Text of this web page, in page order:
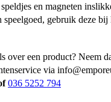
en magneten
speelgoed, gebruik deze
over een product? Neem
via
036 5252 794